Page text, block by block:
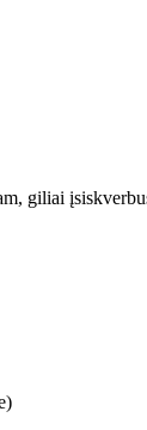
giliai